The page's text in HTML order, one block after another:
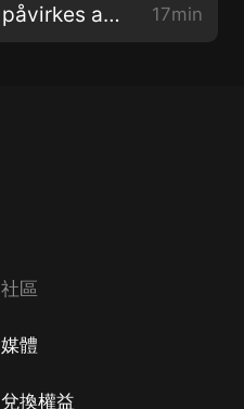
Uke 9: Hele kroppen påvirkes av graviditeten. Trøtt på jobben 17min
社區
媒體
兌換權益